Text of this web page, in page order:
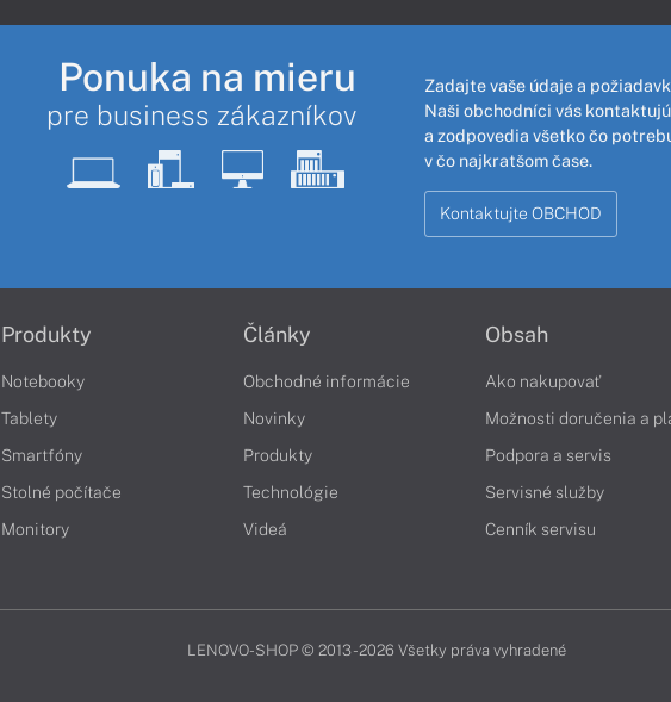
Ponuka na mieru
pre business zákazníkov
Zadajte vaše údaje a
Naši obchodníci vás
a zodpovedia všetko čo
v čo najkratšom čase.
Kontaktujte OBCHOD
Produkty
Notebooky
Tablety
Smartfóny
Stolné počítače
Monitory
Články
Obchodné informácie
Novinky
Produkty
Technológie
Videá
Obsah
Ako nakupovať
Možnosti doručenia a
Podpora a servis
Servisné služby
Cenník servisu
LENOVO-SHOP © 2013 - 2026 Všetky práva vyhradené